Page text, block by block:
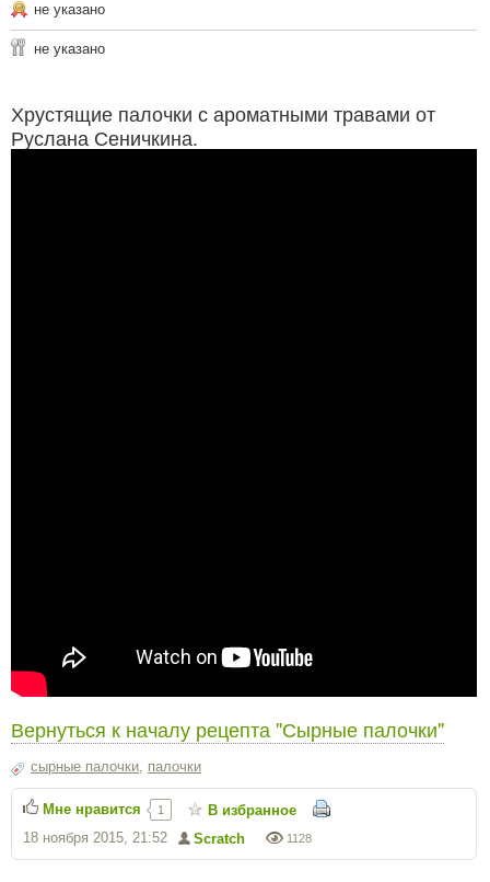
не указано
не указано
Хрустящие палочки с ароматными травами от
Руслана Сеничкина.
Вернуться к началу рецепта "Сырные палочки"
сырные палочки, палочки
1128
Scratch
18 ноября 2015, 21:52
Мне нравится 1 В избранное